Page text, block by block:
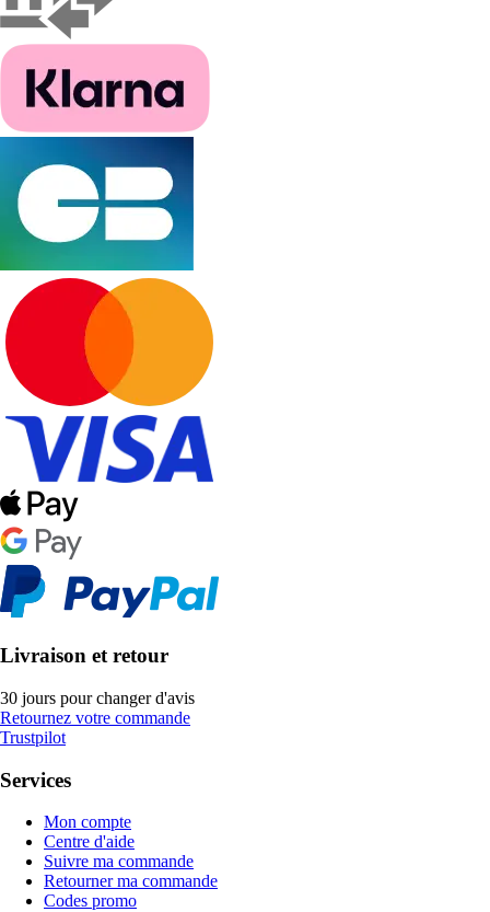
Livraison et retour
30 jours pour changer d'avis
Retournez votre commande
Trustpilot
Services
Mon compte
Centre d'aide
Suivre ma commande
Retourner ma commande
Codes promo